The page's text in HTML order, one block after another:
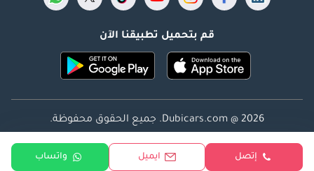
إتصل ايميل واتساب
قم بتحميل تطبيقنا الآن
Dubicars.com @ 2026. جميع الحقوق محفوظة.
العنوان: 2114 ، برج شذى ، المدينة الإعلامية ، دبي ، الإمارات